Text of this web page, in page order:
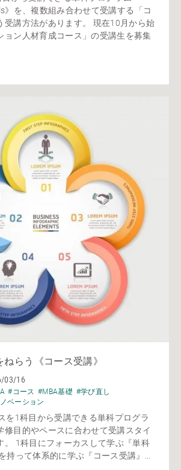
》を、複数組み合わせて受講する「コ
受講方法があります。 現在10月から始
ョン人材育成コース」の受講生を募集
らう《コース受講》
03/16
#コース #MBA基礎 #学び直し
ベーション
を1科目から受講できる単科プログラ
修目的やペースに合わせて受講スタイ
。 1科目にフォーカスして学ぶ『単科
持って体系的に学ぶ『コース受講』...